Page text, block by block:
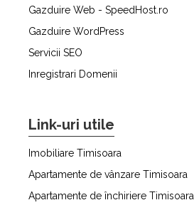
Gazduire Web - SpeedHost.ro
Gazduire WordPress
Servicii SEO
Inregistrari Domenii
Link-uri utile
Imobiliare Timisoara
Apartamente de vânzare Timisoara
Apartamente de închiriere Timisoara